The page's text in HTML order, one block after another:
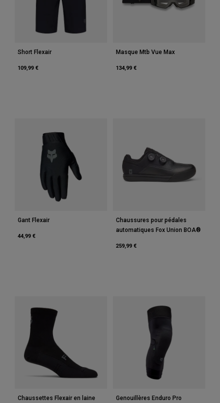
Tous les accessoires
Short Flexair
109,99 €
Masque Mtb Vue Max
134,99 €
Gant Flexair
44,99 €
Chaussures pour pédales
automatiques Fox Union BOA®
259,99 €
Chaussettes Flexair en laine
Genouillères Enduro Pro